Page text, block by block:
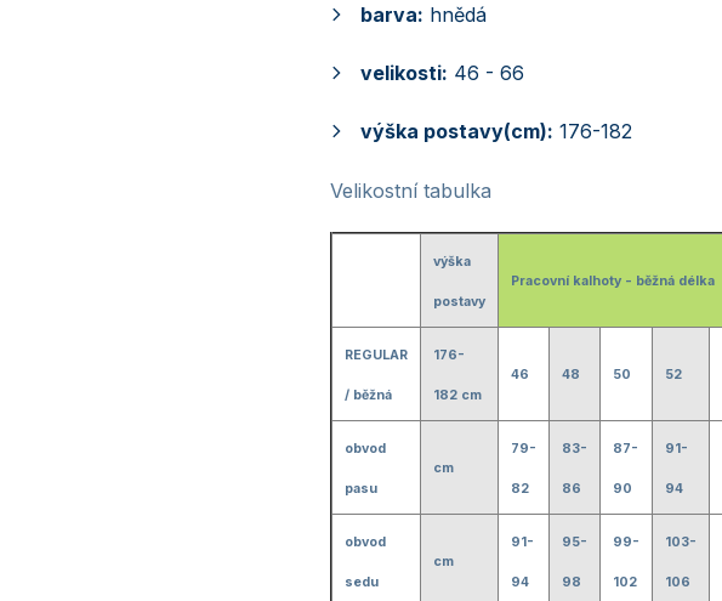
barva: hnědá
velikosti: 46 - 66
výška postavy(cm): 176-182
Velikostní tabulka
výška
postavy
Pracovní kalhoty - běžná délka
REGULAR
/ běžná
176-
182 cm
46 48 50 52
obvod
pasu
cm
79-
82
83-
86
87-
90
91-
94
obvod
sedu
cm
91-
94
95-
98
99-
102
103-
106